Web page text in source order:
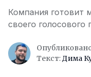
Компания готовит
своего
Текст:Дима